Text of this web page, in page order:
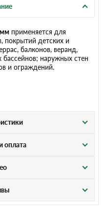
мм применяется для
покрытий детских и
балконов, веранд,
бассейнов; наружных стен
и ограждений.
оплата